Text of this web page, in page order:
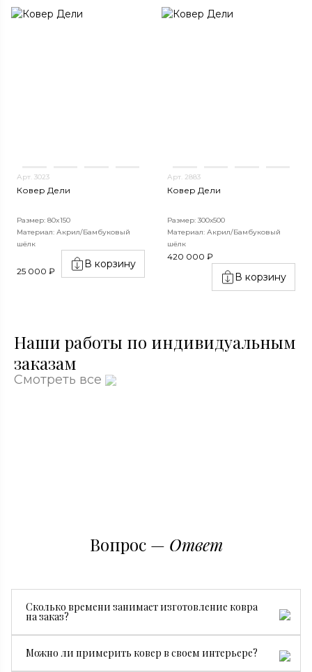
Арт. 3023
Ковер Дели
Размер: 80x150
Материал: Акрил/Бамбуковый
шёлк
25 000 ₽
В корзину
Арт. 2883
Ковер Дели
Размер: 300х500
Материал: Акрил/Бамбуковый
шёлк
420 000 ₽
В корзину
Наши работы по индивидуальным
заказам
Смотреть все
Вопрос — Ответ
Сколько времени занимает изготовление ковра
на заказ?
производства. В среднем изготовление занимает от 3
Можно ли примерить ковер в своем интерьере?